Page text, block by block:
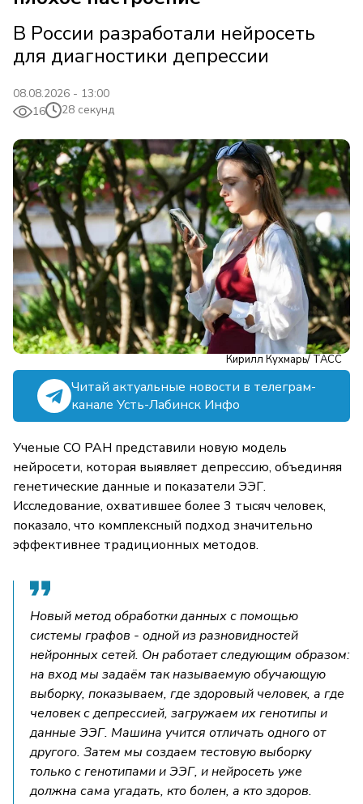
В России разработали нейросеть
для диагностики депрессии
08.08.2026 - 13:00
16
28 секунд
Кирилл Кухмарь/ ТАСС
Читай актуальные новости в телеграм-
канале Усть-Лабинск Инфо
Ученые СО РАН представили новую модель
нейросети, которая выявляет депрессию, объединяя
генетические данные и показатели ЭЭГ.
Исследование, охватившее более 3 тысяч человек,
показало, что комплексный подход значительно
эффективнее традиционных методов.
Новый метод обработки данных с помощью
системы графов - одной из разновидностей
нейронных сетей. Он работает следующим образом:
на вход мы задаём так называемую обучающую
выборку, показываем, где здоровый человек, а где
человек с депрессией, загружаем их генотипы и
данные ЭЭГ. Машина учится отличать одного от
другого. Затем мы создаем тестовую выборку
только с генотипами и ЭЭГ, и нейросеть уже
должна сама угадать, кто болен, а кто здоров.